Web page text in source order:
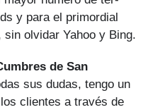
y para el primordial
sin olvidar Yahoo y Bing.
de San
sus dudas, tengo un
clientes a través de